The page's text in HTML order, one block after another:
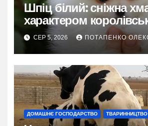
Шпіц білий: сніжна
характером
фаворита
СЕР 5, 2026 ПОТАПЕНКО
ДОМАШНЄ ГОСПОДАРСТВО ТВАРИННИЦТВО